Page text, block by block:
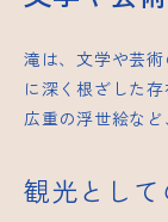
滝は、文学や芸
に深く根ざした
広重の浮世絵など
観光とし